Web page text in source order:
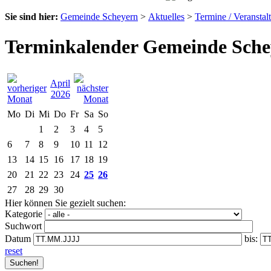
Sie sind hier: Gemeinde Scheyern > Aktuelles > Termine /
Terminkalender Gemeinde
April
2026
Mo Di Mi Do Fr Sa So
1
2 3 4
5
6
7 8 9 10 11
12
13
14 15 16 17 18 19
20
21 22 23 24 25 26
27
28 29 30
Hier können Sie gezielt suchen:
Kategorie
Suchwort
Datum
bis:
reset